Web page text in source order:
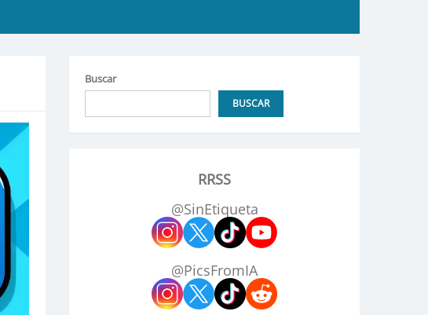
Buscar
BUSCAR
RRSS
@SinEtiqueta
@PicsFromIA